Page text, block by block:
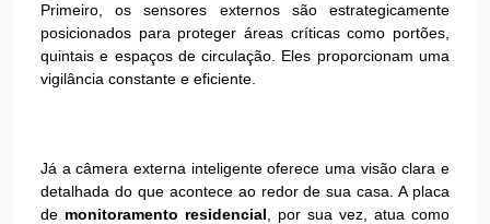
Primeiro, os sensores externos são estrategicamente
posicionados para proteger áreas críticas como portões,
quintais e espaços de circulação. Eles proporcionam uma
vigilância constante e eficiente.
Já a câmera externa inteligente oferece uma visão clara e
detalhada do que acontece ao redor de sua casa. A placa
de monitoramento residencial , por sua vez, atua como